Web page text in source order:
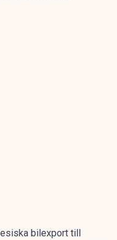
bilexport till